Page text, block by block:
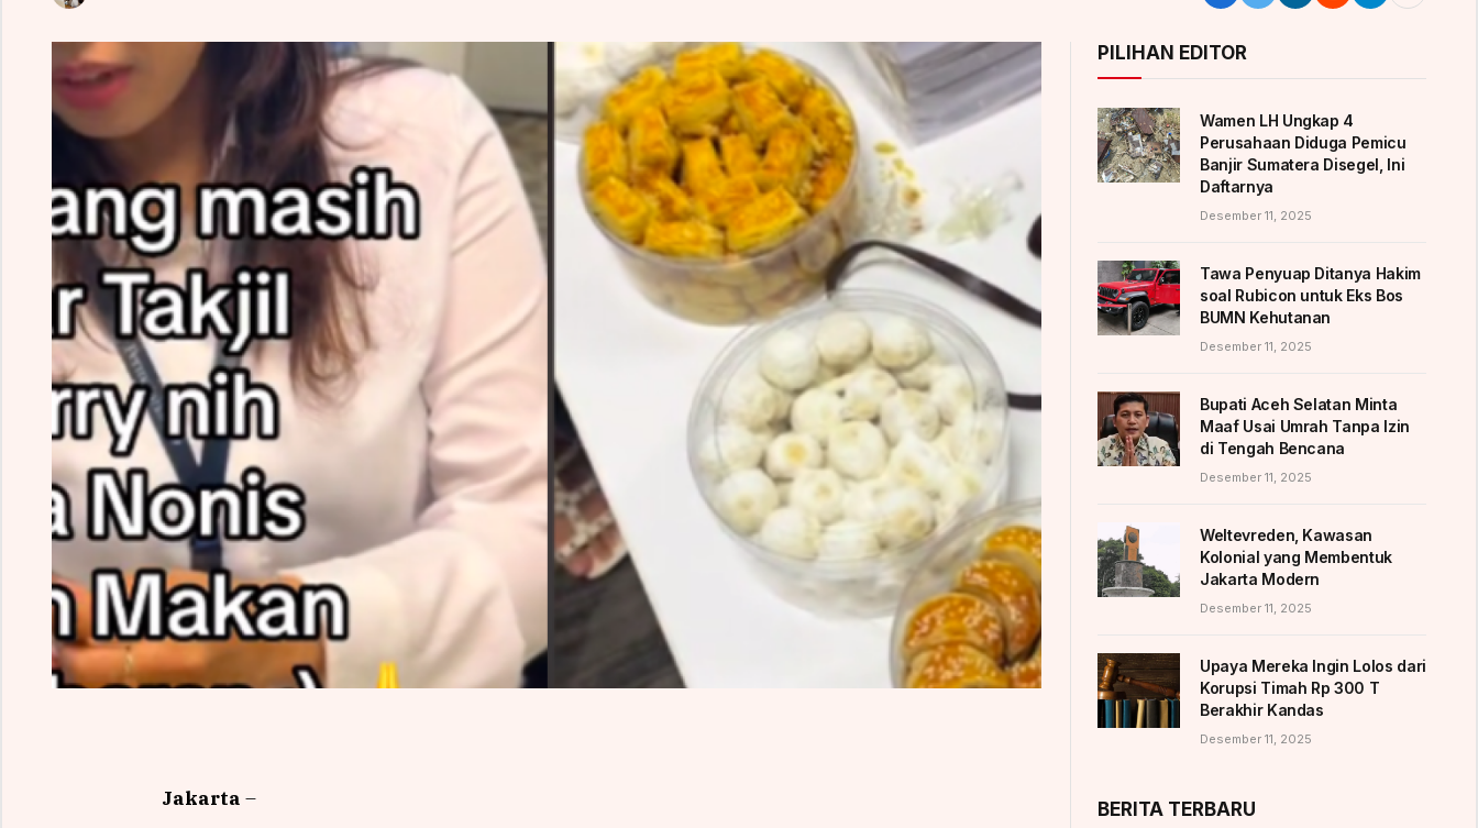
Jakarta –
PILIHAN EDITOR
Wamen LH Ungkap 4
Perusahaan Diduga Pemicu
Banjir Sumatera Disegel, Ini
Daftarnya
Desember 11, 2025
Tawa Penyuap Ditanya Hakim
soal Rubicon untuk Eks Bos
BUMN Kehutanan
Desember 11, 2025
Bupati Aceh Selatan Minta
Maaf Usai Umrah Tanpa Izin
di Tengah Bencana
Desember 11, 2025
Weltevreden, Kawasan
Kolonial yang Membentuk
Jakarta Modern
Desember 11, 2025
Upaya Mereka Ingin Lolos dari
Korupsi Timah Rp 300 T
Berakhir Kandas
Desember 11, 2025
BERITA TERBARU